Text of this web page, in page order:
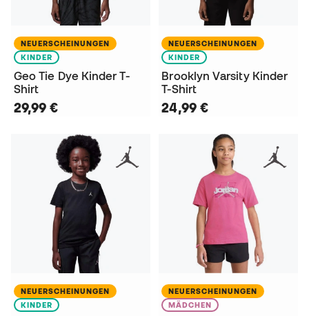
NEUERSCHEINUNGEN
KINDER
Geo Tie Dye Kinder T-
Shirt
29,99 €
NEUERSCHEINUNGEN
KINDER
Brooklyn Varsity Kinder
T-Shirt
24,99 €
NEUERSCHEINUNGEN
KINDER
NEUERSCHEINUNGEN
MÄDCHEN